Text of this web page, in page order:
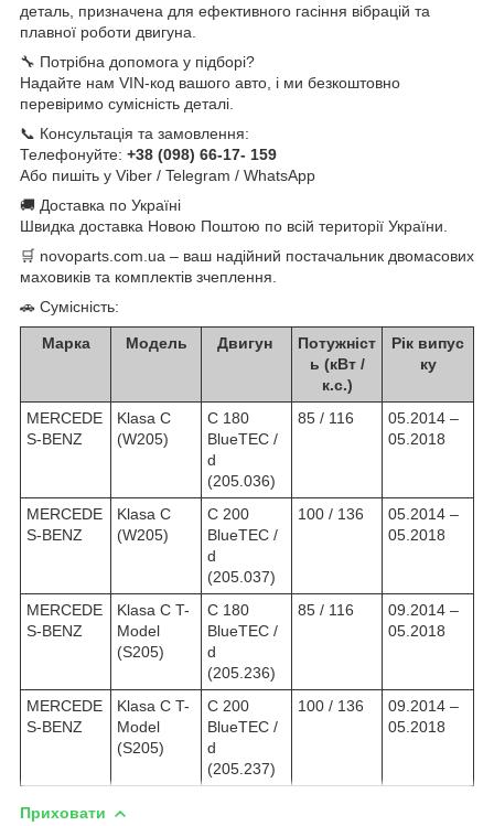
деталь, призначена для ефективного гасіння вібрацій та
плавної роботи двигуна.
🔧 Потрібна допомога у підборі?
Надайте нам VIN-код вашого авто, і ми безкоштовно
перевіримо сумісність деталі.
📞 Консультація та замовлення:
Телефонуйте: +38 (098) 66-17- 159
Або пишіть у Viber / Telegram / WhatsApp
🚚 Доставка по Україні
Швидка доставка Новою Поштою по всій території України.
🛒 novoparts.com.ua – ваш надійний постачальник двомасових
маховиків та комплектів зчеплення.
🚗 Сумісність:
Марка Модель Двигун
Потужніст
ь (кВт /
к.с.)
Рік випус
ку
MERCEDE
S-BENZ
Klasa C
(W205)
C 180
BlueTEC /
d
(205.036)
85 / 116
05.2014 –
05.2018
MERCEDE
S-BENZ
Klasa C
(W205)
C 200
BlueTEC /
d
(205.037)
100 / 136
05.2014 –
05.2018
MERCEDE
S-BENZ
Klasa C T-
Model
(S205)
C 180
BlueTEC /
d
(205.236)
85 / 116
09.2014 –
05.2018
MERCEDE
S-BENZ
Klasa C T-
Model
(S205)
C 200
BlueTEC /
d
(205.237)
100 / 136
09.2014 –
05.2018
Приховати